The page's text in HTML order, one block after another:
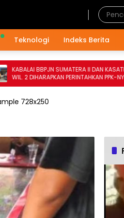
Teknologi Indeks Berita
BBPJN SUMATERA II DAN KASATKER
2 DIHARAPKAN PERINTAHKAN PPK-NYA
DRAINASE DI RUAS JALAN